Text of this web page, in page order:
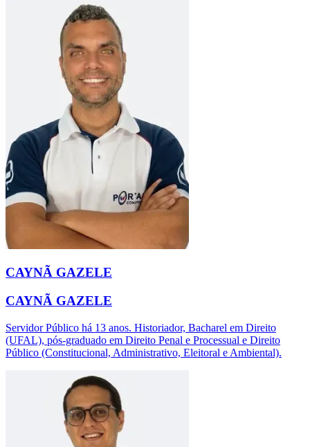
CAYNÃ GAZELE
CAYNÃ GAZELE
Servidor Público há 13 anos. Historiador, Bacharel em Direito
(UFAL), pós-graduado em Direito Penal e Processual e Direito
Público (Constitucional, Administrativo, Eleitoral e Ambiental).